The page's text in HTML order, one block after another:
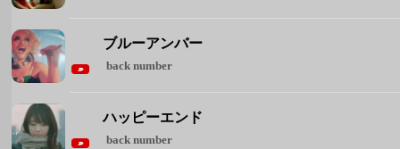
ブルーアンバー
back number
ハッピーエンド
back number